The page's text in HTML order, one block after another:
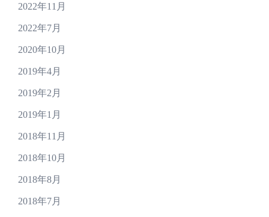
2022年11月
2022年7月
2020年10月
2019年4月
2019年2月
2019年1月
2018年11月
2018年10月
2018年8月
2018年7月